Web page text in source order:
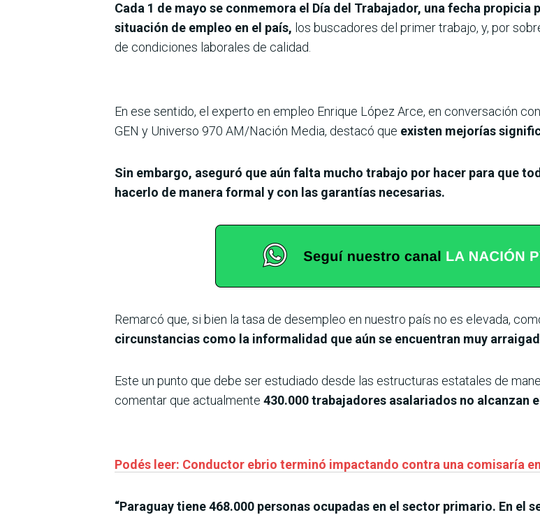
Cada 1 de mayo se conmemora el Día del Trabajador, una fecha
situación de empleo en el país, los buscadores del primer trabajo, y, por
de condiciones laborales de calidad.
En ese sentido, el experto en empleo Enrique López Arce, en conversación
GEN y Universo 970 AM/Nación Media, destacó que existen mejorías
Sin embargo, aseguró que aún falta mucho trabajo por hacer para que
hacerlo de manera formal y con las garantías necesarias.
Remarcó que, si bien la tasa de desempleo en nuestro país no es elevada,
circunstancias como la informalidad que aún se encuentran muy
Este un punto que debe ser estudiado desde las estructuras estatales de
comentar que actualmente 430.000 trabajadores asalariados no alcanzan
Podés leer: Conductor ebrio terminó impactando contra una comisaría
“Paraguay tiene 468.000 personas ocupadas en el sector primario. En el